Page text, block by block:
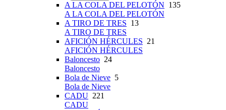
A LA COLA DEL PELOTÓN 135
A LA COLA DEL PELOTÓN
A TIRO DE TRES 13
A TIRO DE TRES
AFICIÓN HÉRCULES 21
AFICIÓN HÉRCULES
Baloncesto 24
Baloncesto
Bola de Nieve 5
Bola de Nieve
CADU 221
CADU